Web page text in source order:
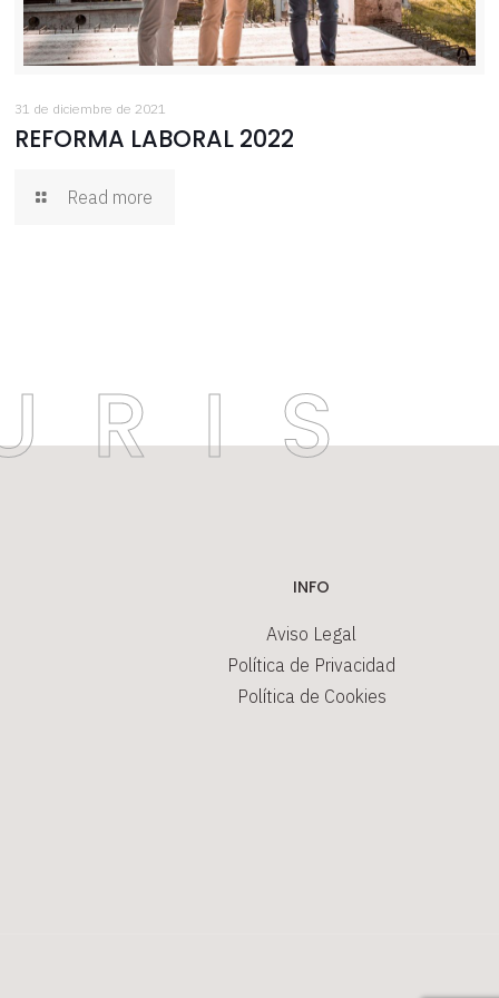
31 de diciembre de 2021
REFORMA LABORAL 2022
Read more
INFO
Aviso Legal
Política de Privacidad
Política de Cookies